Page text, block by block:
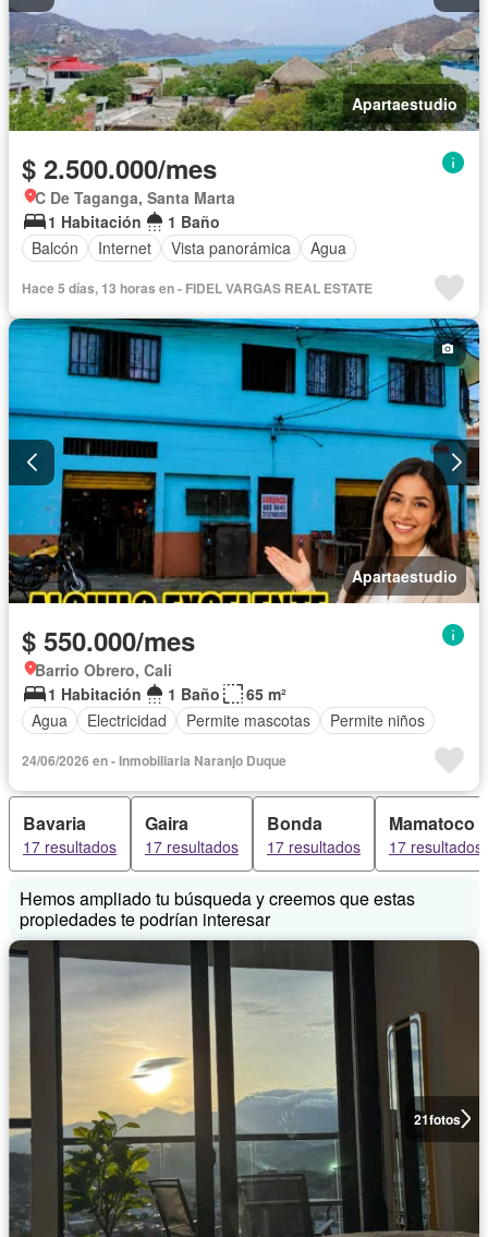
Apartaestudio
$ 2.500.000/mes
C De Taganga, Santa Marta
1 Habitación
1 Baño
Balcón
Internet Vista panorámica Agua
Hace 5 días, 13 horas en - FIDEL VARGAS REAL ESTATE
Apartaestudio
$ 550.000/mes
Barrio Obrero, Cali
1 Habitación
1 Baño
65 m²
Agua
Electricidad Permite mascotas Permite niños
24/06/2026 en - Inmobiliaria Naranjo Duque
Bavaria
17 resultados
Gaira
17 resultados
Bonda
17 resultados
Mamatoco
17 resultados
Hemos ampliado tu búsqueda y creemos que estas
propiedades te podrían interesar
21fotos